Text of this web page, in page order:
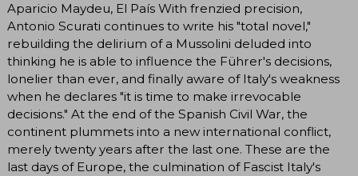
Aparicio Maydeu, El País With frenzied precision,
Antonio Scurati continues to write his "total novel,"
rebuilding the delirium of a Mussolini deluded into
thinking he is able to influence the Führer's decisions,
lonelier than ever, and finally aware of Italy's weakness
when he declares "it is time to make irrevocable
decisions." At the end of the Spanish Civil War, the
continent plummets into a new international conflict,
merely twenty years after the last one. These are the
last days of Europe, the culmination of Fascist Italy's